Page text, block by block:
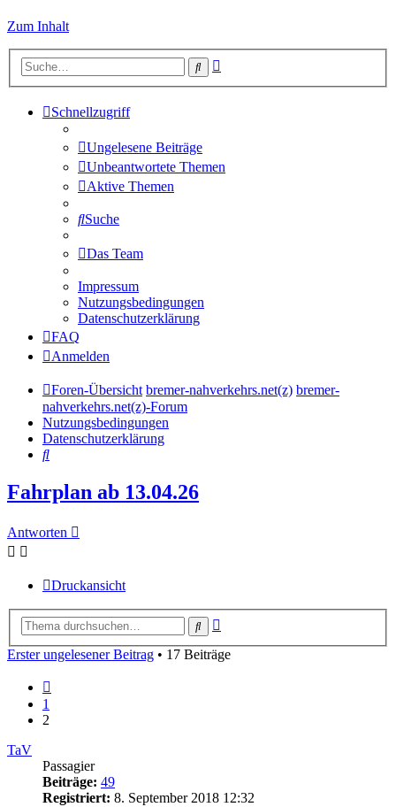
Zum Inhalt
Suche
Schnellzugriff
Ungelesene Beiträge
Unbeantwortete Themen
Aktive Themen
Suche
Das Team
Impressum
Nutzungsbedingungen
Datenschutzerklärung
FAQ
Anmelden
Foren-Übersicht bremer-nahverkehrs.net(z) bremer-
nahverkehrs.net(z)-Forum
Nutzungsbedingungen
Datenschutzerklärung
Suche
Fahrplan ab 13.04.26
Antworten
Druckansicht
Suche
Erster ungelesener Beitrag • 17 Beiträge
1
2
TaV
Passagier
Beiträge: 49
Registriert: 8. September 2018 12:32